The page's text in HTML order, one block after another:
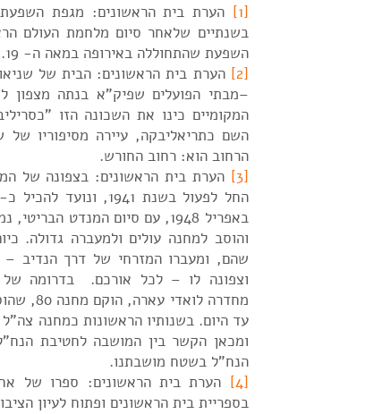
[1]
הערת בית הראשונים: מגפת
בשנתיים שלאחר סיום מלחמת העולם
השפעת שהתחוללה באירופה במאה ה- 19.
[2]
הערת בית הראשונים: הבית של
–מבתי הפועלים שפיק"א בנתה מצפון
המקומיים כינו את השכונה הזו
הרחוב הוא: רחוב החורש.
[3]
באפריל 1948, עם סיום המנדט
והוסב למחנה עולים ולמעברה גדולה.
שהם, ומעברו המזרחי של דרך הנדיב
וצפונה לו – לכל אורכם. בדרומה
מחדרה
עד היום. בשנותיו הראשונות כמחנה
ומכאן הקשר בין המושבה לחטיבת
הנח"ל בשטח מושבתנו.
[4]
הערת בית הראשונים: ספרו של
בספריית בית הראשונים ופתוח לעיון